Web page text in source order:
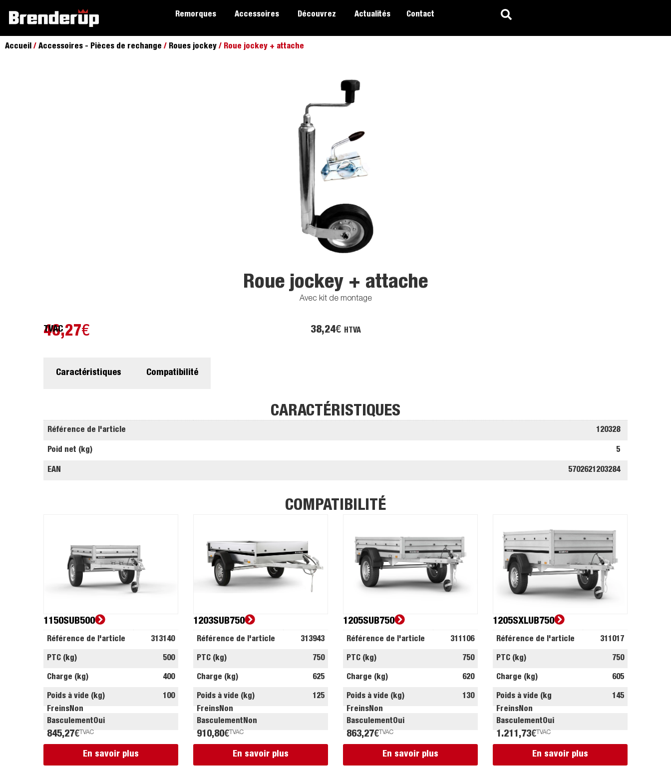
Remorques Accessoires Découvrez Actualités Contact
Accueil / Accessoires - Pièces de rechange / Roues jockey / Roue jockey + attache
Roue jockey + attache
Avec kit de montage
46,27€
TVAC 38,24€ HTVA
Caractéristiques Compatibilité
CARACTÉRISTIQUES
Référence de l'article 120328
Poid net (kg) 5
EAN 5702621203284
COMPATIBILITÉ
1150SUB500
Référence de l'article 313140
PTC (kg) 500
Charge (kg) 400
Poids à vide (kg)
100
FreinsNon
BasculementOui
845,27€ TVAC
En savoir plus
1203SUB750
Référence de l'article 313943
PTC (kg) 750
Charge (kg) 625
Poids à vide (kg)
125
FreinsNon
BasculementNon
910,80€ TVAC
En savoir plus
1205SUB750
Référence de l'article 311106
PTC (kg) 750
Charge (kg) 620
Poids à vide (kg)
130
FreinsNon
BasculementOui
863,27€ TVAC
En savoir plus
1205SXLUB750
Référence de l'article 311017
PTC (kg) 750
Charge (kg) 605
Poids à vide (kg
145
FreinsNon
BasculementOui
1.211,73€ TVAC
En savoir plus